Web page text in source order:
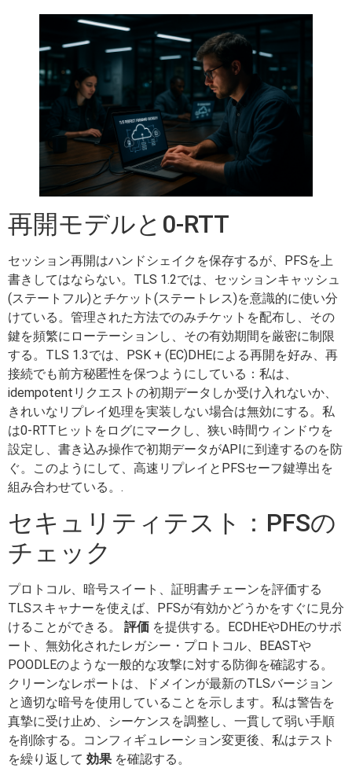
再開モデルと0-RTT
セッション再開はハンドシェイクを保存するが、PFSを上
書きしてはならない。TLS 1.2では、セッションキャッシュ
(ステートフル)とチケット(ステートレス)を意識的に使い分
けている。管理された方法でのみチケットを配布し、その
鍵を頻繁にローテーションし、その有効期間を厳密に制限
する。TLS 1.3では、PSK + (EC)DHEによる再開を好み、再
接続でも前方秘匿性を保つようにしている：私は、
idempotentリクエストの初期データしか受け入れないか、
きれいなリプレイ処理を実装しない場合は無効にする。私
は0-RTTヒットをログにマークし、狭い時間ウィンドウを
設定し、書き込み操作で初期データがAPIに到達するのを防
ぐ。このようにして、高速リプレイとPFSセーフ鍵導出を
組み合わせている。.
セキュリティテスト：PFSの
チェック
プロトコル、暗号スイート、証明書チェーンを評価する
TLSスキャナーを使えば、PFSが有効かどうかをすぐに見分
けることができる。 評価 を提供する。ECDHEやDHEのサポ
ート、無効化されたレガシー・プロトコル、BEASTや
POODLEのような一般的な攻撃に対する防御を確認する。
クリーンなレポートは、ドメインが最新のTLSバージョン
と適切な暗号を使用していることを示します。私は警告を
真摯に受け止め、シーケンスを調整し、一貫して弱い手順
を削除する。コンフィギュレーション変更後、私はテスト
を繰り返して 効果 を確認する。